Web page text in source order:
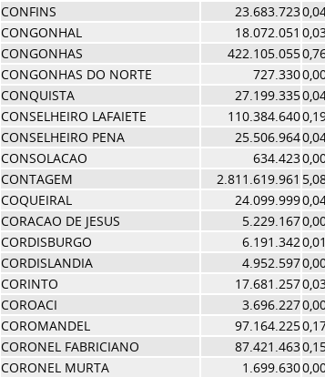
CONFINS 23.683.723
CONGONHAL 18.072.051
CONGONHAS 422.105.055
CONGONHAS DO NORTE 727.330
CONQUISTA 27.199.335
CONSELHEIRO LAFAIETE 110.384.640
CONSELHEIRO PENA 25.506.964
CONSOLACAO 634.423
CONTAGEM 2.811.619.961
COQUEIRAL 24.099.999
CORACAO DE JESUS 5.229.167
CORDISBURGO 6.191.342
CORDISLANDIA 4.952.597
CORINTO 17.681.257
COROACI 3.696.227
COROMANDEL 97.164.225
CORONEL FABRICIANO 87.421.463
CORONEL MURTA 1.699.630